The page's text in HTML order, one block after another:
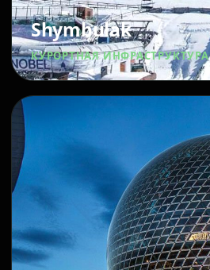
Shymbulak
КУРОРТНАЯ ИНФРАСТРУКТУРА